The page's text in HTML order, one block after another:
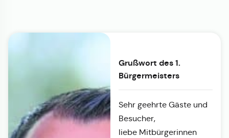
Grußwort des 1.
Bürgermeisters
Sehr geehrte Gäste und
Besucher,
liebe Mitbürgerinnen